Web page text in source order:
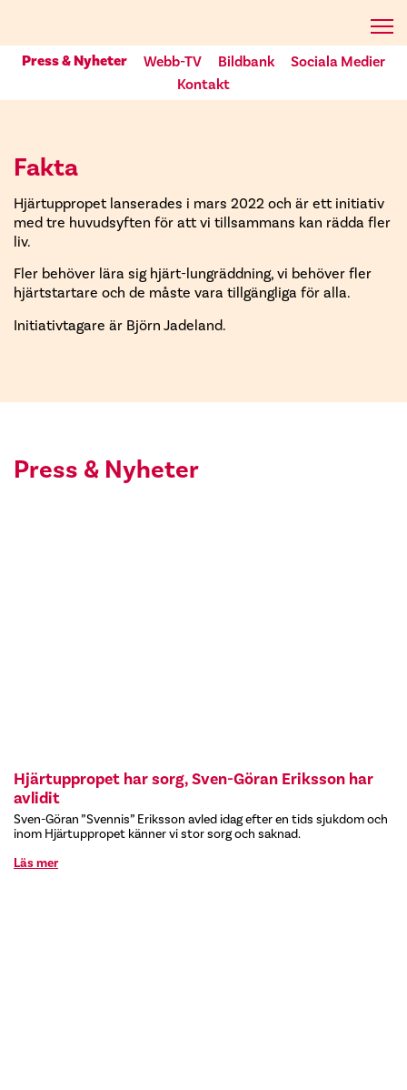
Press & Nyheter Webb-TV Bildbank
Sociala Medier
Kontakt
Fakta
Hjärtuppropet lanserades i mars 2022 och är ett initiativ
med tre huvudsyften för att vi tillsammans kan rädda fler
liv.
Fler behöver lära sig hjärt-lungräddning, vi behöver fler
hjärtstartare och de måste vara tillgängliga för alla.
Initiativtagare är Björn Jadeland.
Press & Nyheter
Hjärtuppropet har sorg, Sven-Göran Eriksson har
avlidit
Sven-Göran ”Svennis” Eriksson avled idag efter en tids sjukdom och
inom Hjärtuppropet känner vi stor sorg och saknad.
Läs mer